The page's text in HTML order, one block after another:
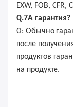
EXW, FOB, CFR,
Q.7А гарантия?
О: Обычно
после
продуктов
на продукте.